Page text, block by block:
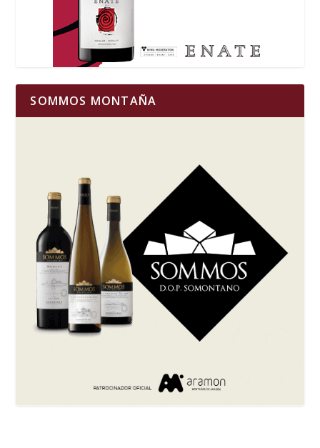
SOMMOS MONTAÑA